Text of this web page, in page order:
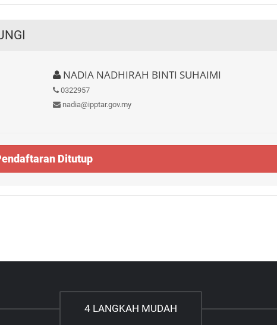
NADIA NADHIRAH BINTI SUHAIMI
0322957
nadia@ipptar.gov.my
Ditutup
4 LANGKAH MUDAH